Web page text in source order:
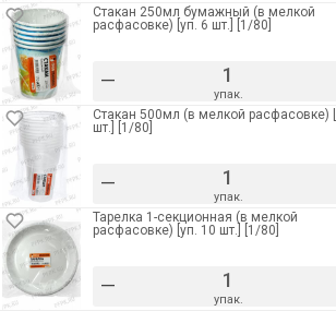
Стакан 250мл бумажный (в мелкой
расфасовке) [уп. 6 шт.] [1/80]
– упак.
Стакан 500мл (в мелкой расфасовке)
шт.] [1/80]
– упак.
Тарелка 1-секционная (в мелкой
расфасовке) [уп. 10 шт.] [1/80]
– упак.